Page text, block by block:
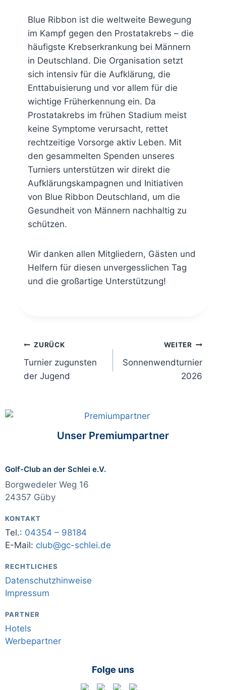
Blue Ribbon ist die weltweite Bewegung
im Kampf gegen den Prostatakrebs – die
häufigste Krebserkrankung bei Männern
in Deutschland. Die Organisation setzt
sich intensiv für die Aufklärung, die
Enttabuisierung und vor allem für die
wichtige Früherkennung ein. Da
Prostatakrebs im frühen Stadium meist
keine Symptome verursacht, rettet
rechtzeitige Vorsorge aktiv Leben. Mit
den gesammelten Spenden unseres
Turniers unterstützen wir direkt die
Aufklärungskampagnen und Initiativen
von Blue Ribbon Deutschland, um die
Gesundheit von Männern nachhaltig zu
schützen.
Wir danken allen Mitgliedern, Gästen und
Helfern für diesen unvergesslichen Tag
und die großartige Unterstützung!
ZURÜCK
Turnier zugunsten
der Jugend
WEITER
Sonnenwendturnier
2026
Unser Premiumpartner
Golf-Club an der Schlei e.V.
Borgwedeler Weg 16
24357 Güby
KONTAKT
Tel.: 04354 – 98184
E-Mail: club@gc-schlei.de
RECHTLICHES
Datenschutzhinweise
Impressum
PARTNER
Hotels
Werbepartner
Folge uns